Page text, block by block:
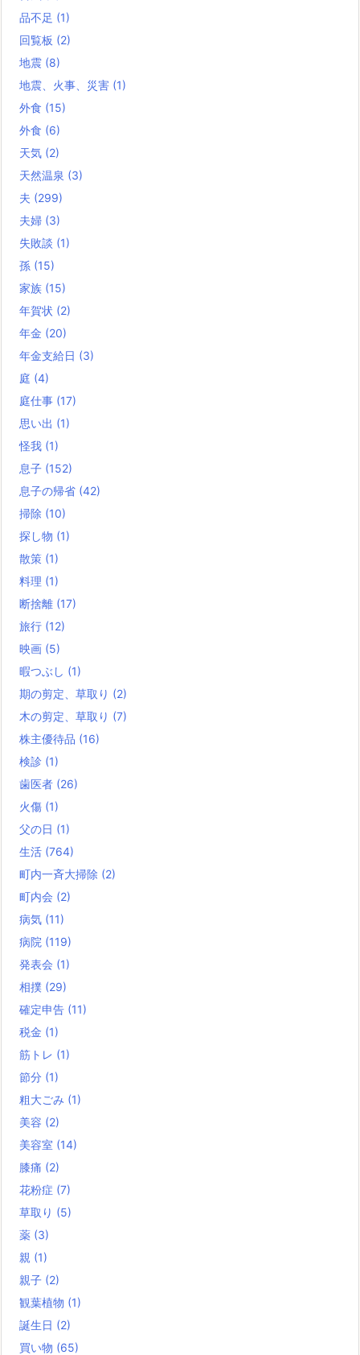
品不足 (1)
回覧板 (2)
地震 (8)
地震、火事、災害 (1)
外食 (15)
外食 (6)
天気 (2)
天然温泉 (3)
夫 (299)
夫婦 (3)
失敗談 (1)
孫 (15)
家族 (15)
年賀状 (2)
年金 (20)
年金支給日 (3)
庭 (4)
庭仕事 (17)
思い出 (1)
怪我 (1)
息子 (152)
息子の帰省 (42)
掃除 (10)
探し物 (1)
散策 (1)
料理 (1)
断捨離 (17)
旅行 (12)
映画 (5)
暇つぶし (1)
期の剪定、草取り (2)
木の剪定、草取り (7)
株主優待品 (16)
検診 (1)
歯医者 (26)
火傷 (1)
父の日 (1)
生活 (764)
町内一斉大掃除 (2)
町内会 (2)
病気 (11)
病院 (119)
発表会 (1)
相撲 (29)
確定申告 (11)
税金 (1)
筋トレ (1)
節分 (1)
粗大ごみ (1)
美容 (2)
美容室 (14)
膝痛 (2)
花粉症 (7)
草取り (5)
薬 (3)
親 (1)
親子 (2)
観葉植物 (1)
誕生日 (2)
買い物 (65)